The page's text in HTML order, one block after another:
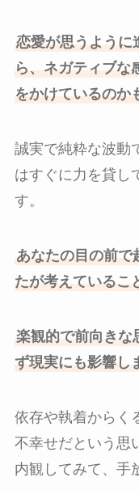
恋愛が思うように
ら、ネガティブな
をかけているのか
誠実で純粋な波動
はすぐに力を貸し
す。
あなたの目の前で
たが考えているこ
楽観的で前向きな
ず現実にも影響し
依存や執着からく
不幸せだという思
内観してみて、手